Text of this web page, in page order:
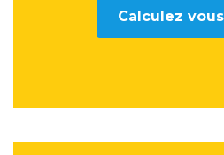
Calculez